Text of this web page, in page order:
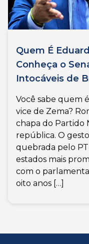
Quem É
Conheça o
Intocáveis de
Você sabe quem
vice de Zema?
chapa do Partido
república. O
quebrada pelo
estados mais
com o
oito anos […]